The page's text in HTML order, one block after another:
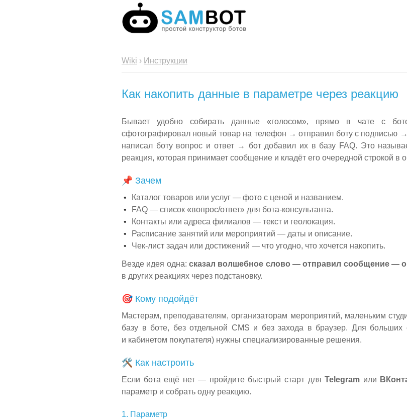
Wiki › Инструкции
Как накопить данные в параметре через реакцию
Бывает удобно собирать данные «голосом», прямо в чате с
сфотографировал новый товар на телефон → отправил боту с подписью
написал боту вопрос и ответ → бот добавил их в базу FAQ. Это
реакция, которая принимает сообщение и кладёт его очередной строкой в
📌 Зачем
Каталог товаров или услуг — фото с ценой и названием.
FAQ — список «вопрос/ответ» для бота-консультанта.
Контакты или адреса филиалов — текст и геолокация.
Расписание занятий или мероприятий — даты и описание.
Чек-лист задач или достижений — что угодно, что хочется накопить.
Везде идея одна: сказал волшебное слово — отправил сообщение —
в других реакциях через подстановку.
🎯 Кому подойдёт
Мастерам, преподавателям, организаторам мероприятий, маленьким
базу в боте, без отдельной CMS и без захода в браузер. Для
и кабинетом покупателя) нужны специализированные решения.
🛠 Как настроить
Если бота ещё нет — пройдите быстрый старт дляTelegram или
параметр и собрать одну реакцию.
1. Параметр